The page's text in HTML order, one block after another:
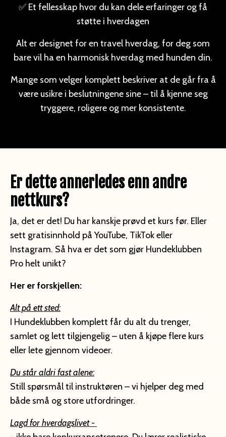
✅ Et fellesskap hvor du kan dele erfaringer og få
støtte i hverdagen
Alt er designet for en travel hverdag, for deg som
bare vil ha en harmonisk hverdag med hunden din.
Mange som velger komplett beskriver at de går fra å
være usikre i beslutningene sine – til å kjenne seg
tryggere, roligere og mer konsistente.
Er dette annerledes enn andre
nettkurs?
Ja, det er det! Du har kanskje prøvd et kurs før. Eller
sett gratisinnhold på YouTube, TikTok eller
Instagram. Så hva er det som gjør Hundeklubben
Pro helt unikt?
Her er forskjellen:
Alt på ett sted:
I Hundeklubben komplett får du alt du trenger,
samlet og lett tilgjengelig – uten å kjøpe flere kurs
eller lete gjennom videoer.
Du står aldri fast alene:
Still spørsmål til instruktøren – vi hjelper deg med
både små og store utfordringer.
Lagd for hverdagslivet -